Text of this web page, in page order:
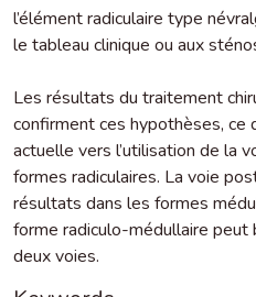
l’élément radiculaire type
le tableau clinique ou aux
Les résultats du traitement
confirment ces hypothèses, ce
actuelle vers l’utilisation de la
formes radiculaires. La voie
résultats dans les formes
forme radiculo-médullaire peut
deux voies.